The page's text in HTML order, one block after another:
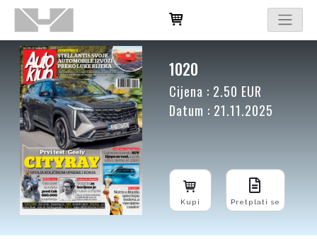
1020
Cijena : 2.50 EUR
Datum : 21.11.2025
Kupi Pretplati se